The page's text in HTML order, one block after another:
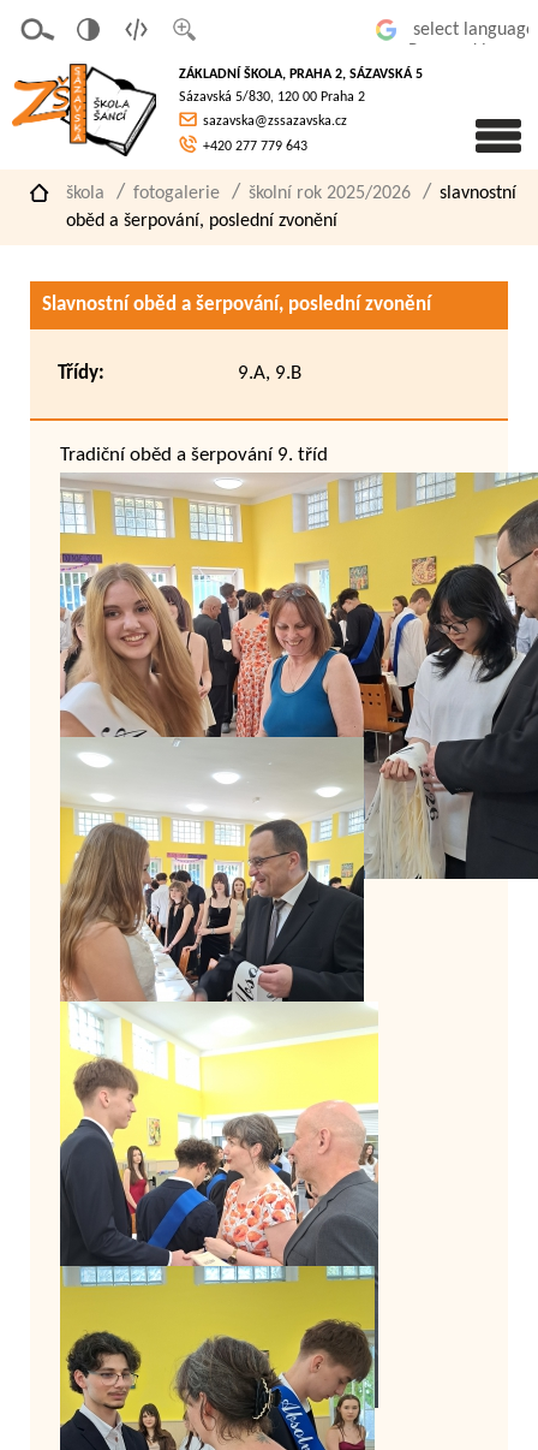
písmo
á
verze
pro
slaboz
raké
ZÁKLADNÍ ŠKOLA, PRAHA 2, SÁZAVSKÁ 5
Sázavská 5/830, 120 00 Praha 2
sazavska@zssazavska.cz
+420 277 779 643
škola fotogalerie školní rok 2025/2026
slavnostní
oběd a šerpování, poslední zvonění
Slavnostní oběd a šerpování, poslední zvonění
Třídy: 9.A, 9.B
Tradiční oběd a šerpování 9. tříd